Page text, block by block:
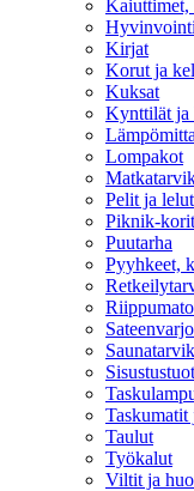
Kaiuttimet,
Hyvinvointi
Kirjat
Korut ja
Kuksat
Kynttilät ja
Lompakot
Pelit ja lelut
Piknik-
Puutarha
Pyyhkeet,
Taskumatit
Taulut
Työkalut
Viltit ja